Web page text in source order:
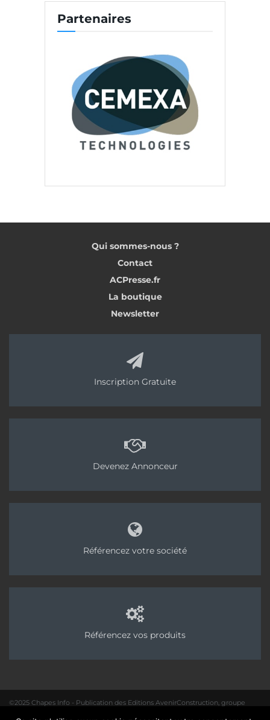
Partenaires
Qui sommes-nous ?
Contact
ACPresse.fr
La boutique
Newsletter
Inscription Gratuite
Devenez Annonceur
Référencez votre société
Référencez vos produits
©2025 Chapes Info - Publication des Editions AvenirConstruction, groupe